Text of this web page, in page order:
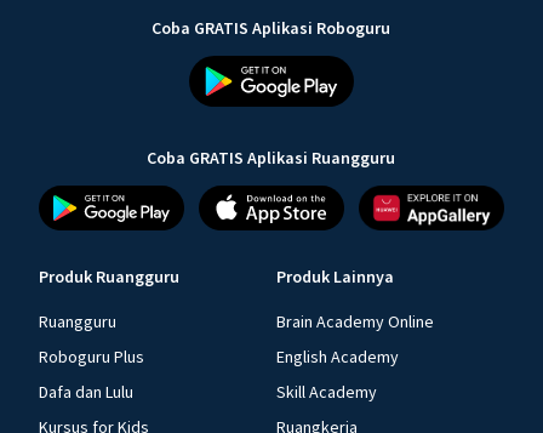
Coba GRATIS Aplikasi Roboguru
Coba GRATIS Aplikasi Ruangguru
Produk Ruangguru
Ruangguru
Roboguru Plus
Dafa dan Lulu
Kursus for Kids
Produk Lainnya
Brain Academy Online
English Academy
Skill Academy
Ruangkerja